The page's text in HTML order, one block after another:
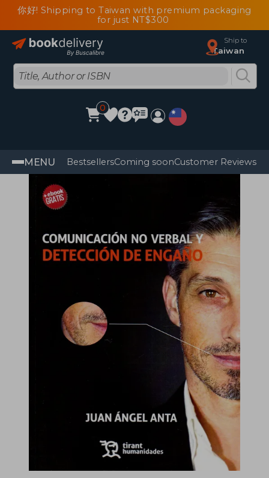
你好! Shipping to Taiwan with premium packaging
for just NT$300
Ship to
Taiwan
0
MENU BestsellersComing soonCustomer Reviews